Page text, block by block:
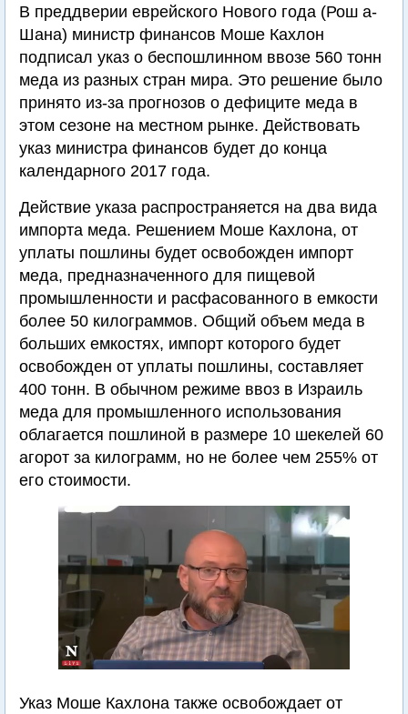
В преддверии еврейского Нового года (Рош а-
Шана) министр финансов Моше Кахлон
подписал указ о беспошлинном ввозе 560 тонн
меда из разных стран мира. Это решение было
принято из-за прогнозов о дефиците меда в
этом сезоне на местном рынке. Действовать
указ министра финансов будет до конца
календарного 2017 года.
Действие указа распространяется на два вида
импорта меда. Решением Моше Кахлона, от
уплаты пошлины будет освобожден импорт
меда, предназначенного для пищевой
промышленности и расфасованного в емкости
более 50 килограммов. Общий объем меда в
больших емкостях, импорт которого будет
освобожден от уплаты пошлины, составляет
400 тонн. В обычном режиме ввоз в Израиль
меда для промышленного использования
облагается пошлиной в размере 10 шекелей 60
агорот за килограмм, но не более чем 255% от
его стоимости.
Указ Моше Кахлона также освобождает от